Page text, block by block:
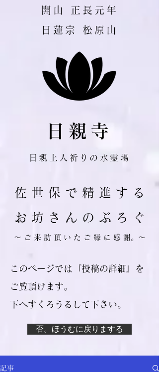
​開山 正長元年
日蓮宗 松原山
日親寺
日親上人祈りの水霊場
佐 世 保 で 精 進 す る
お 坊 さ ん の ぶ ろ ぐ
​～ ご 来 訪 頂 い た ご 縁 に 感 謝。～
このページでは『投稿の詳細』を
ご覧頂けます。
​下へすくろうるして下さい。
否。ほうむに戻りまする
記事